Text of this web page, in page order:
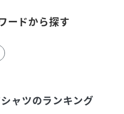
ードから探す
ャツのランキング